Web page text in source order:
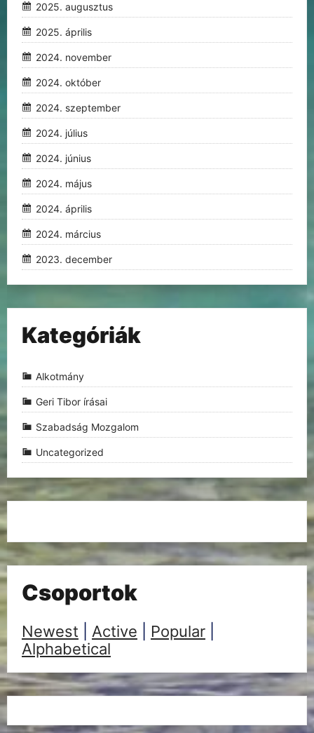
2025. augusztus
2025. április
2024. november
2024. október
2024. szeptember
2024. július
2024. június
2024. május
2024. április
2024. március
2023. december
Kategóriák
Alkotmány
Geri Tibor írásai
Szabadság Mozgalom
Uncategorized
Csoportok
Newest Active Popular
Alphabetical